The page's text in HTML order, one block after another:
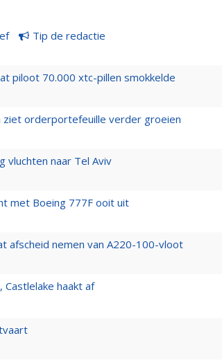
Tip de redactie
piloot 70.000 xtc-pillen smokkelde
orderportefeuille verder groeien
vluchten naar Tel Aviv
met Boeing 777F ooit uit
afscheid nemen van A220-100-vloot
haakt af